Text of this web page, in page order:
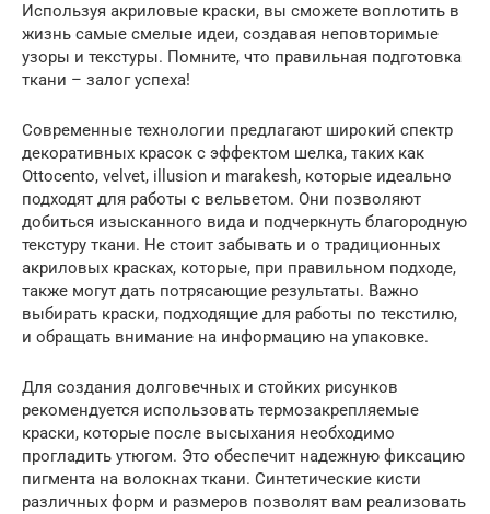
Используя акриловые краски, вы сможете воплотить в
жизнь самые смелые идеи, создавая неповторимые
узоры и текстуры. Помните, что правильная подготовка
ткани – залог успеха!
Современные технологии предлагают широкий спектр
декоративных красок с эффектом шелка, таких как
Ottocento, velvet, illusion и marakesh, которые идеально
подходят для работы с вельветом. Они позволяют
добиться изысканного вида и подчеркнуть благородную
текстуру ткани. Не стоит забывать и о традиционных
акриловых красках, которые, при правильном подходе,
также могут дать потрясающие результаты. Важно
выбирать краски, подходящие для работы по текстилю,
и обращать внимание на информацию на упаковке.
Для создания долговечных и стойких рисунков
рекомендуется использовать термозакрепляемые
краски, которые после высыхания необходимо
прогладить утюгом. Это обеспечит надежную фиксацию
пигмента на волокнах ткани. Синтетические кисти
различных форм и размеров позволят вам реализовать